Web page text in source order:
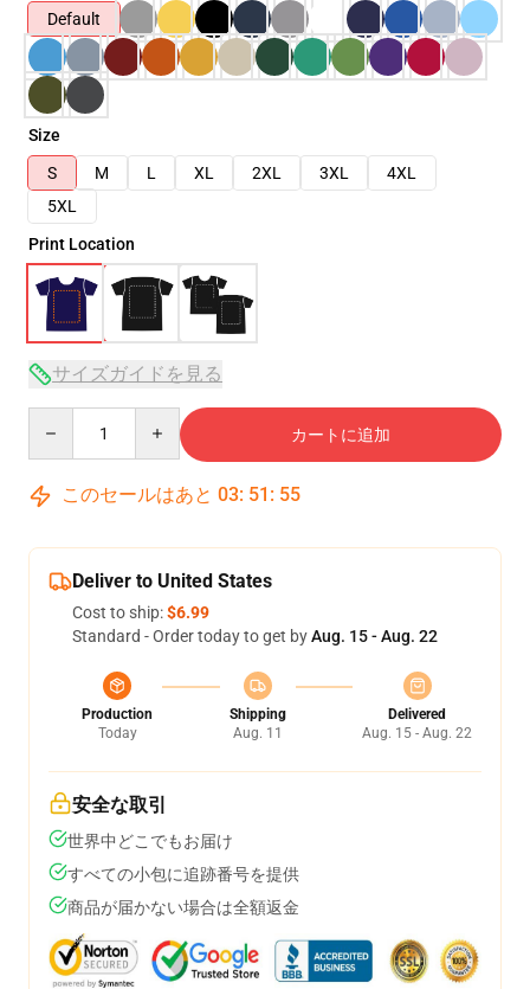
Default
Size
S
M L XL 2XL 3XL
4XL
5XL
Print Location
サイズガイドを見る
カートに追加
このセールはあと 03: 51 : 54
Deliver to United States
Cost to ship:$6.99
Standard - Order today to get byAug. 15 - Aug. 22
Production
Today
Shipping
Aug. 11
Delivered
Aug. 15 - Aug. 22
安全な取引
世界中どこでもお届け
すべての小包に追跡番号を提供
商品が届かない場合は全額返金